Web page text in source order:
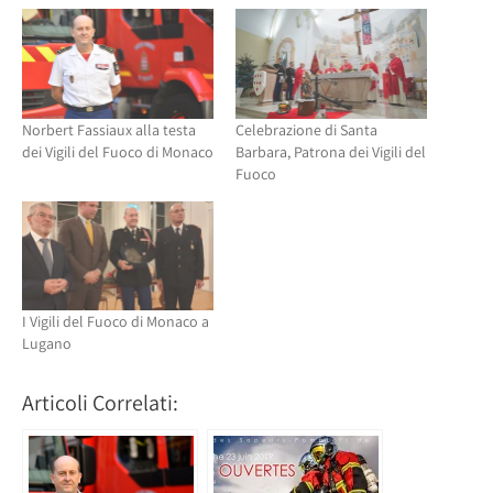
una
nuova
finestra)
nuova
finestra)
Norbert Fassiaux alla testa
dei Vigili del Fuoco di Monaco
Celebrazione di Santa
Barbara, Patrona dei Vigili del
Fuoco
I Vigili del Fuoco di Monaco a
Lugano
Articoli Correlati: